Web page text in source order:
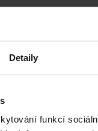
Detaily
funkcí
systému
mezd
rozdílů v odměňování
okolo 18 %. Evropská
cílem je narovnat